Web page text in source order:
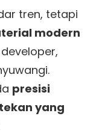
tren, tetapi
modern
presisi
yang